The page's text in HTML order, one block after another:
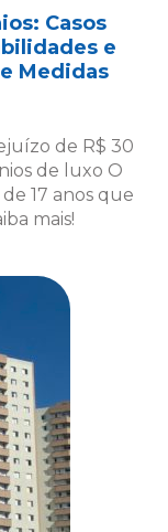
17 anos que
mais!
o ponto de
de gestão